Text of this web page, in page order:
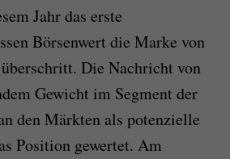
Jahr das erste
Börsenwert die Marke von
Die Nachricht von
Gewicht im Segment der
den Märkten als potenzielle
Position gewertet. Am